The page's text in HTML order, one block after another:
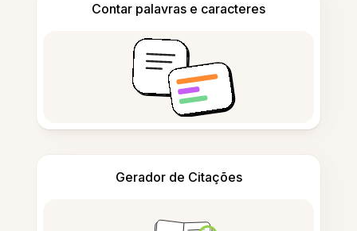
Contar palavras e caracteres
Gerador de Citações